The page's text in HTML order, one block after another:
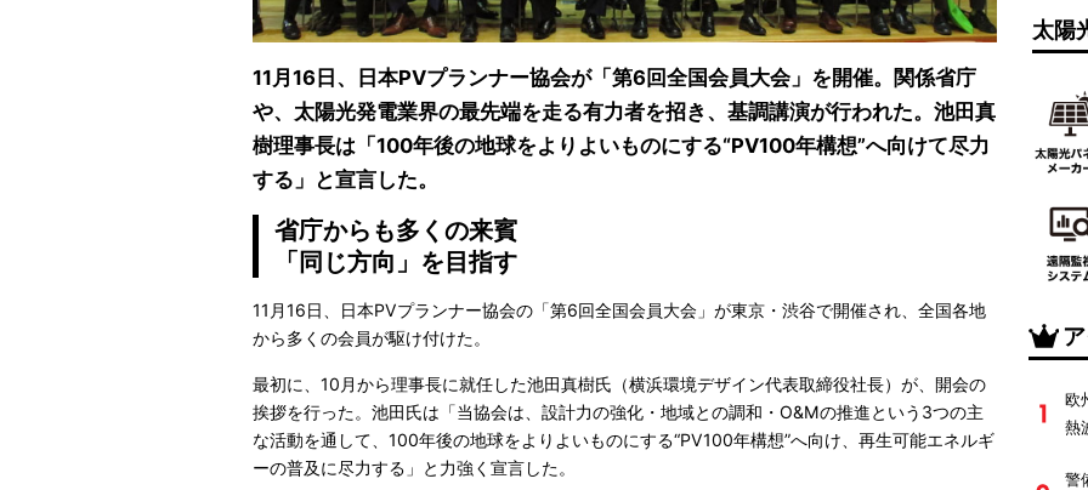
11月16日、日本PVプランナー協会が「第6回全国会員大会」を開催。関係省庁
や、太陽光発電業界の最先端を走る有力者を招き、基調講演が行われた。池田真
樹理事長は「100年後の地球をよりよいものにする“PV100年構想”へ向けて尽力
する」と宣言した。
省庁からも多くの来賓
「同じ方向」を目指す
11月16日、日本PVプランナー協会の「第6回全国会員大会」が東京・渋谷で開催され、全国各地
から多くの会員が駆け付けた。
最初に、10月から理事長に就任した池田真樹氏（横浜環境デザイン代表取締役社長）が、開会の
挨拶を行った。池田氏は「当協会は、設計力の強化・地域との調和・O&Mの推進という3つの主
な活動を通して、100年後の地球をよりよいものにする“PV100年構想”へ向け、再生可能エネルギ
ーの普及に尽力する」と力強く宣言した。
太陽
欧
熱
警